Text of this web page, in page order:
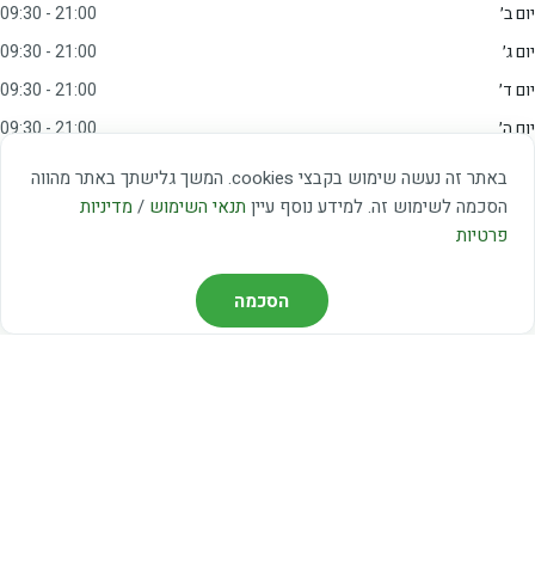
באתר זה נעשה שימוש בקבצי cookies. המשך גלישתך באתר מהווה
הסכמה לשימוש זה. למידע נוסף עיין תנאי השימוש / מדיניות
פרטיות
הסכמה
יום ב׳
09:30 - 21:00
יום ג׳
09:30 - 21:00
יום ד׳
09:30 - 21:00
יום ה׳
09:30 - 21:00
09:00 - 15:00
שבת
20:00 - 23:00